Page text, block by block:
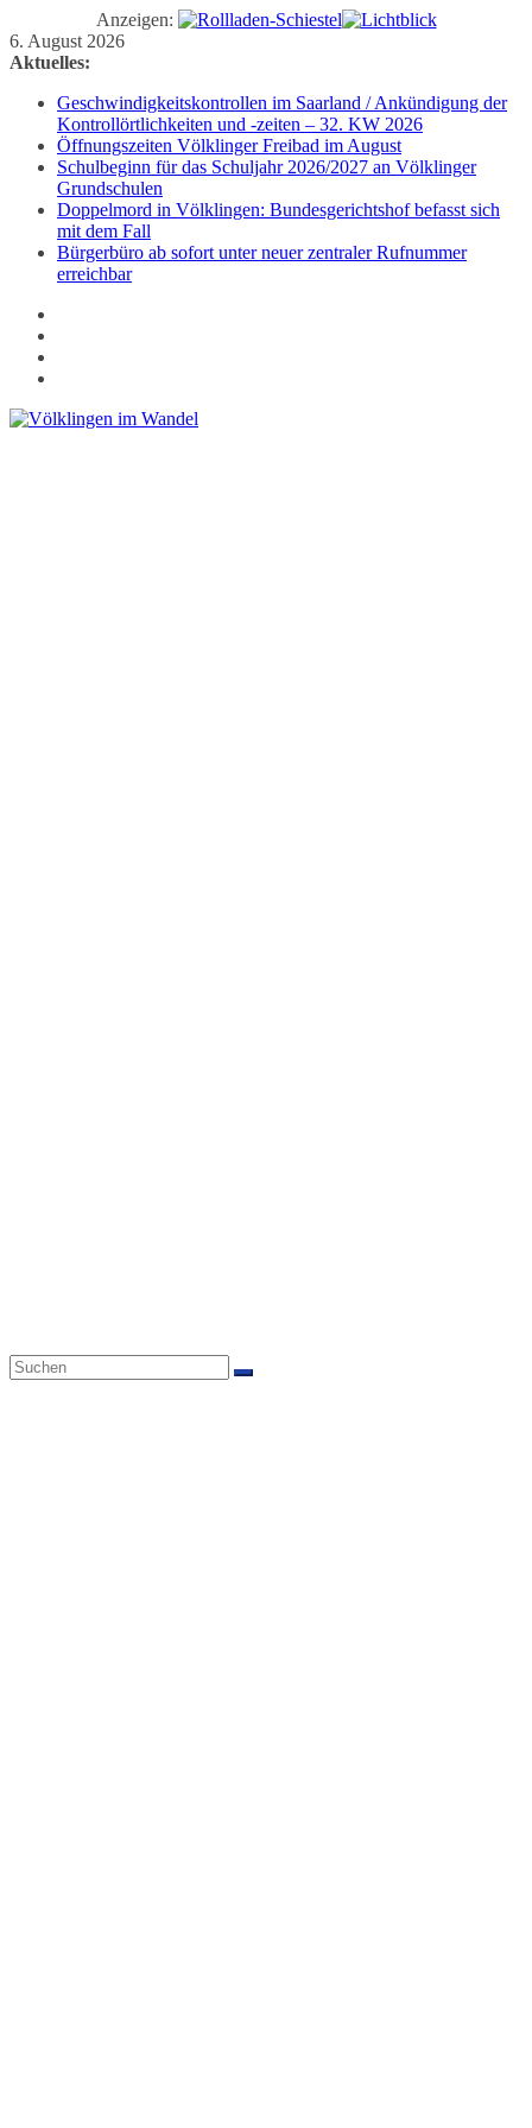
Anzeigen:
Zum
Inhalt
6. August 2026
Aktuelles:
Geschwindigkeitskontrollen im Saarland / Ankündigung der
Kontrollörtlichkeiten und -zeiten – 32. KW 2026
Öffnungszeiten Völklinger Freibad im August
Schulbeginn für das Schuljahr 2026/2027 an Völklinger
Grundschulen
Doppelmord in Völklingen: Bundesgerichtshof befasst sich
mit dem Fall
Bürgerbüro ab sofort unter neuer zentraler Rufnummer
erreichbar